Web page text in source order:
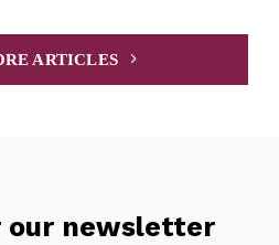
ARTICLES
our newsletter